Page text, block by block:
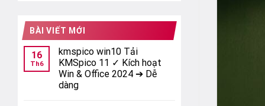
BÀI VIẾT MỚI
16
Th6
kmspico win10 Tải
KMSpico 11 ✓ Kích hoạt
Win & Office 2024 ➔ Dễ
dàng